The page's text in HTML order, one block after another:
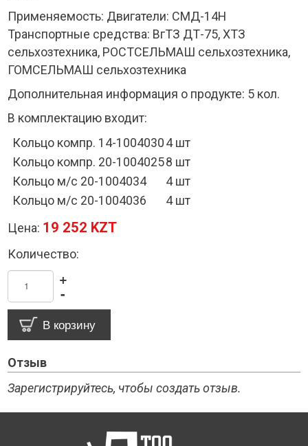
Применяемость: Двигатели: СМД-14Н
Транспортные средства: ВгТЗ ДТ-75, ХТЗ
сельхозтехника, РОСТСЕЛЬМАШ сельхозтехника,
ГОМСЕЛЬМАШ сельхозтехника
Дополнительная информация о продукте: 5 кол.
В комплектацию входит:
Кольцо компр. 14-10040304 шт
Кольцо компр. 20-10040258 шт
Кольцо м/с 20-1004034
4 шт
Кольцо м/с 20-1004036
4 шт
Цена: 19 252 KZT
Количество:
-
+
Отзыв
Зарегистрируйтесь, чтобы создать отзыв.